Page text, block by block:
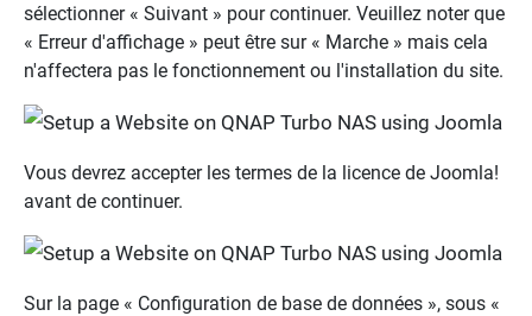
sélectionner « Suivant » pour continuer. Veuillez noter que
« Erreur d'affichage » peut être sur « Marche » mais cela
n'affectera pas le fonctionnement ou l'installation du site.
Vous devrez accepter les termes de la licence de Joomla!
avant de continuer.
Sur la page « Configuration de base de données », sous «